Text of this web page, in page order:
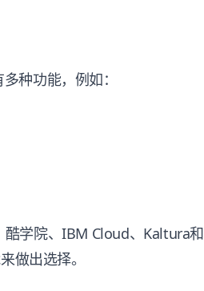
种功能，例如：
学院、IBM Cloud、Kaltura和
做出选择。